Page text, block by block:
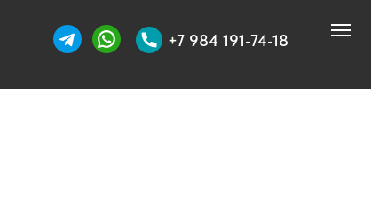
+7 984 191-74-18